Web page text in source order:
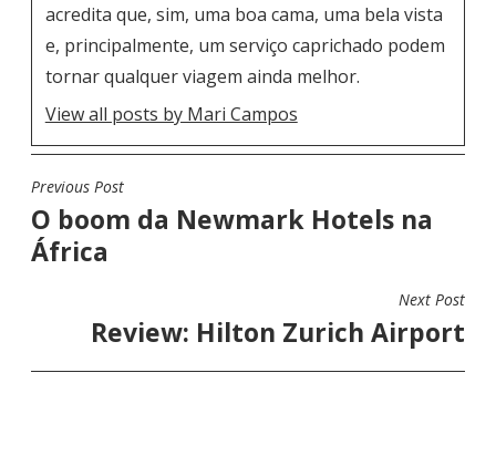
acredita que, sim, uma boa cama, uma bela vista
e, principalmente, um serviço caprichado podem
tornar qualquer viagem ainda melhor.
View all posts by Mari Campos
N
A
V
Previous Post
O boom da Newmark Hotels na
África
Next Post
Review: Hilton Zurich Airport